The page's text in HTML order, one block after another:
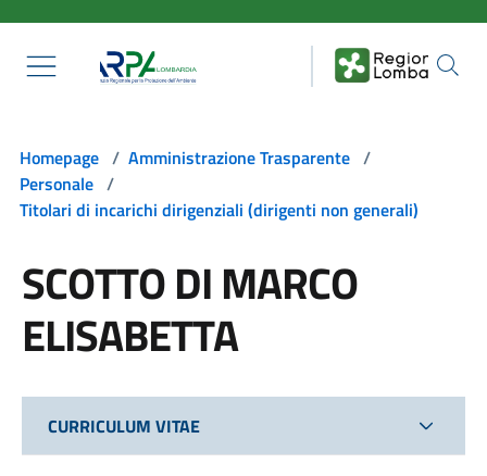
Homepage / Amministrazione Trasparente /
Personale /
Titolari di incarichi dirigenziali (dirigenti non generali)
SCOTTO DI MARCO
ELISABETTA
CURRICULUM VITAE